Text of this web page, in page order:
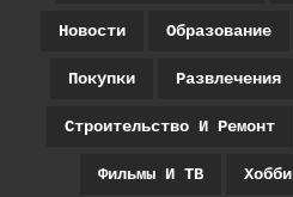
Новости Образование
Покупки Развлечения
Строительство И Ремонт
Фильмы И ТВ Хобби